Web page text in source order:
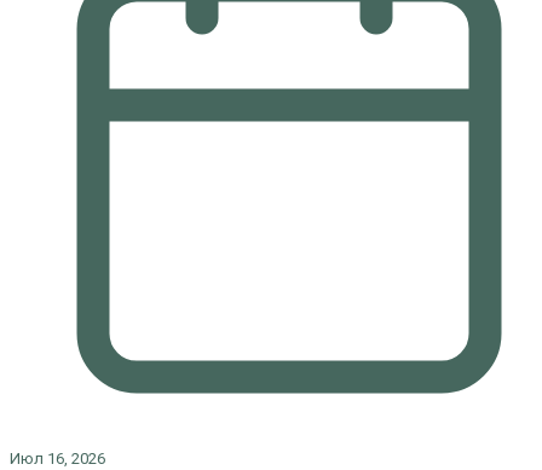
Июл 16, 2026